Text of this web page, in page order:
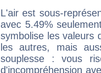
L'air est sous-
avec 5.49%
symbolise les valeurs
les autres, mais
souplesse : vous
d'incompréhension